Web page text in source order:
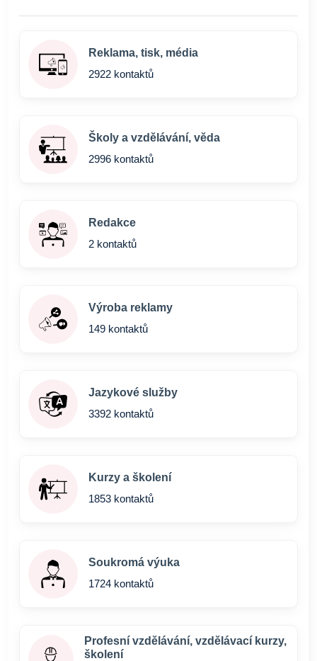
Reklama, tisk, média
2922 kontaktů
Školy a vzdělávání, věda
2996 kontaktů
Redakce
2 kontaktů
Výroba reklamy
149 kontaktů
Jazykové služby
3392 kontaktů
Kurzy a školení
1853 kontaktů
Soukromá výuka
1724 kontaktů
Profesní vzdělávání, vzdělávací kurzy,
školení